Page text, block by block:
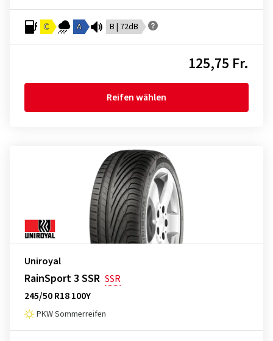
C A B | 72dB
125,75 Fr.
Reifen wählen
Uniroyal
RainSport 3 SSR SSR
245/50 R18 100Y
PKW Sommerreifen